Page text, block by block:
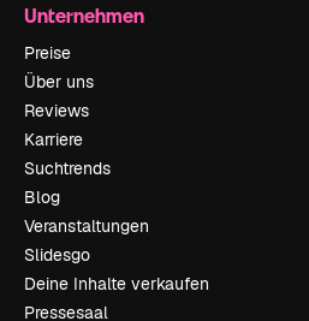
Unternehmen
Preise
Über uns
Reviews
Karriere
Suchtrends
Blog
Veranstaltungen
Slidesgo
Deine Inhalte verkaufen
Pressesaal